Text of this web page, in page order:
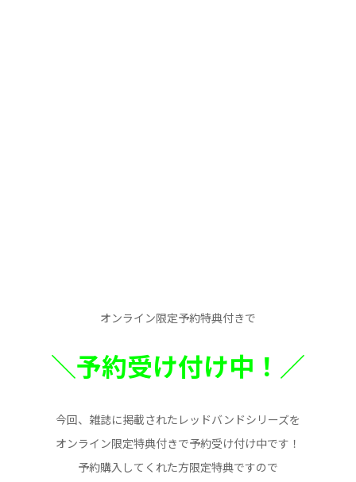
オンライン限定予約特典付きで
＼予約受け付け中！／
今回、雑誌に掲載されたレッドバンドシリーズを
オンライン限定特典付きで予約受け付け中です！
予約購入してくれた方限定特典ですので